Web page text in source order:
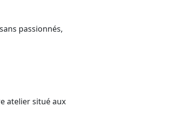
passionnés,
atelier situé aux